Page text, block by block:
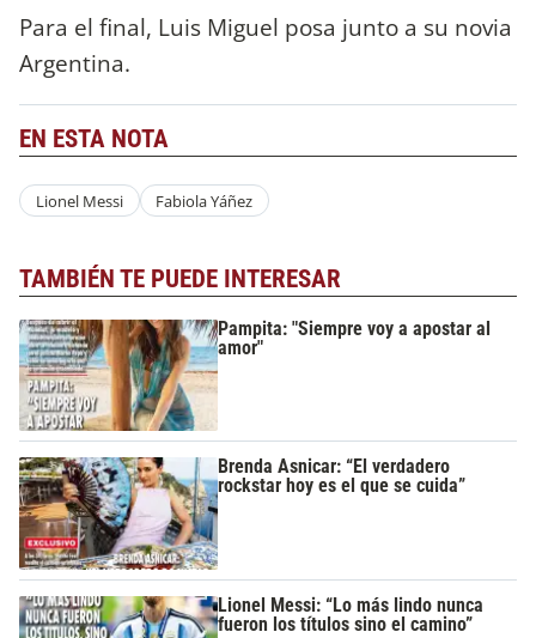
Para el final, Luis Miguel posa junto a su novia
Argentina.
EN ESTA NOTA
Lionel Messi Fabiola Yáñez
TAMBIÉN TE PUEDE INTERESAR
Pampita: "Siempre voy a apostar al
amor"
Brenda Asnicar: “El verdadero
rockstar hoy es el que se cuida”
Lionel Messi: “Lo más lindo nunca
fueron los títulos sino el camino”